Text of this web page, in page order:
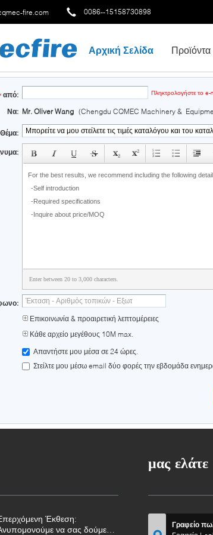
fire.com 0086--15158730898
Αρχική Σελίδα Προϊόντα
από: email
Πληκτρολογήστε το
Να: Mr. Oliver Wang (Chengdu CQMEC Machinery &
Θέμα:
subject
Enter between 20 to 3,000 characters.
Επικοινωνία & προαιρετική λεπτομέρειες
Κάθε αρχείο μεγέθους 10M max.
Απαντήστε μου μέσα σε 24 ώρες.
Στείλτε μου μέσω email δύο φορές την εβδομάδα
Έκθεση:
να σας δούμε
μας
Γραφείο